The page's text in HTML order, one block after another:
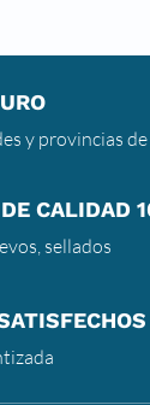
y provincias
CALIDAD
sellados